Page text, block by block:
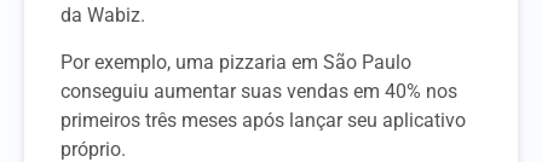
da Wabiz.
Por exemplo, uma pizzaria em São Paulo
conseguiu aumentar suas vendas em 40% nos
primeiros três meses após lançar seu aplicativo
próprio.